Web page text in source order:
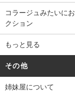
コラージュみたいに
クション
もっと見る
その他
姉妹屋について